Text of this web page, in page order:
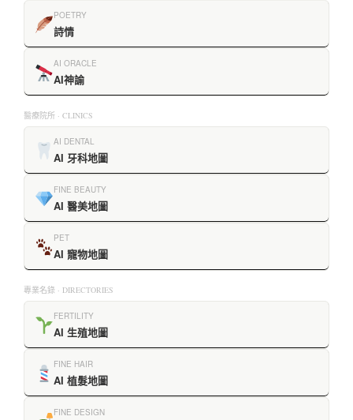
POETRY
詩情
AI ORACLE
AI神諭
醫療院所 · CLINICS
AI DENTAL
AI 牙科地圖
FINE BEAUTY
AI 醫美地圖
PET
AI 寵物地圖
專業名錄 · DIRECTORIES
FERTILITY
AI 生殖地圖
FINE HAIR
AI 植髮地圖
FINE DESIGN